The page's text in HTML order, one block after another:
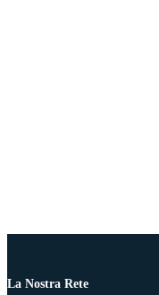
La Nostra Rete